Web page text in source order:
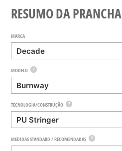
RESUMO DA PRANCHA
MARCA
MODELO ?
TECNOLOGIA/CONSTRUÇÃO ?
MEDIDAS STANDARD / RECOMENDADAS ?